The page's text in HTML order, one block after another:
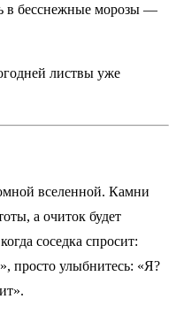
в бесснежные морозы —
листвы уже
вселенной. Камни
а очиток будет
соседка спросит:
просто улыбнитесь: «Я?